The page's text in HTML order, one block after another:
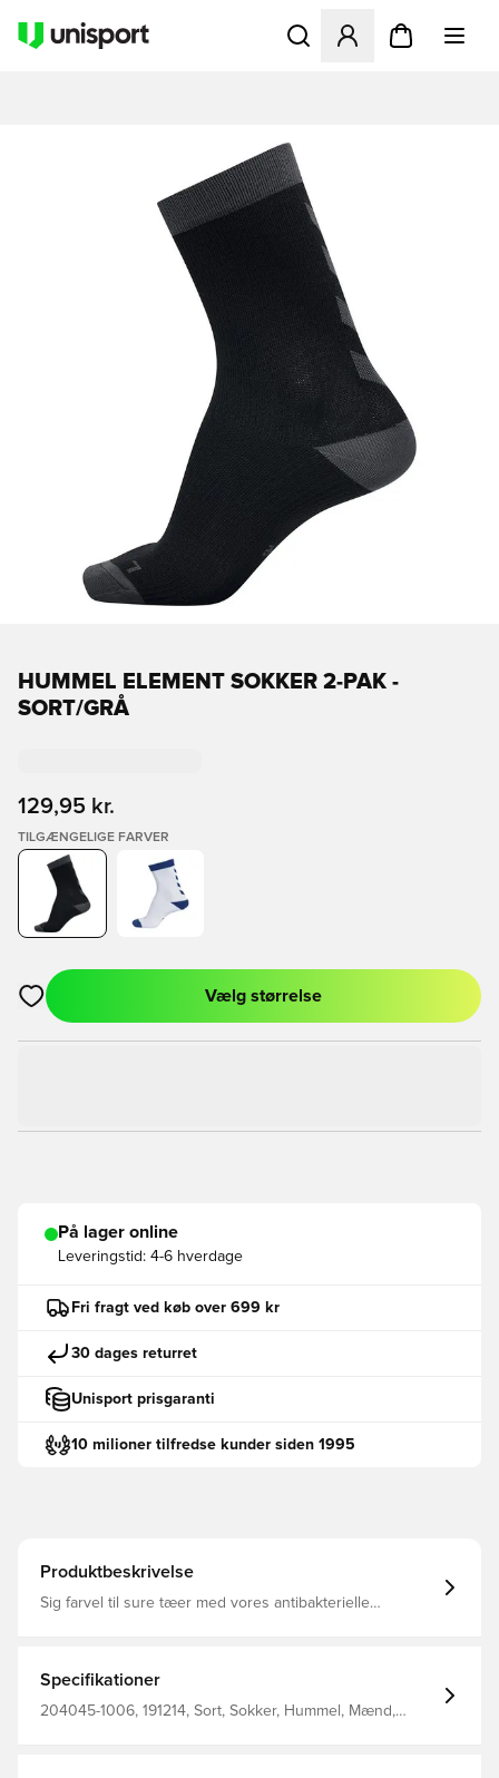
Åbner en Modal til at
HUMMEL ELEMENT SOKKER 2-PAK -
SORT/GRÅ
129,95 kr.
TILGÆNGELIGE FARVER
Åbner en Modal til at logge ind eller tilmelde dig som medlem
Vælg størrelse
På lager online
Leveringstid: 4-6 hverdage
Fri fragt ved køb over 699 kr
30 dages returret
Unisport prisgaranti
10 milioner tilfredse kunder siden 1995
Produktbeskrivelse
Sig farvel til sure tæer med vores antibakterielle
dårlig lugt. Svangstøtten i disse hummel® sokker styrker
også undersiden af ​​foden under forskellige bevægelser.
Specifikationer
204045-1006, 191214, Sort, Sokker, Hummel, Mænd,